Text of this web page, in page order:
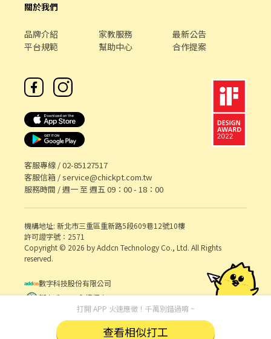
關於我們
品牌介紹 家教服務
最新公告
平台規範
幫助中心 合作提案
客服專線 /02-85127517
客服信箱 /service@chickpt.com.tw
服務時間 / 週一 至 週五 09：00 - 18：00
機構地址: 新北市三重區重新路5段609巷12號10樓
許可證字號：2571
Copyright © 2026 by Addcn Technology Co., Ltd. All Rights
reserved.
數字科技股份有限公司
鄧白氏 ESG 永續標章
打開 APP 火速應徵！千萬別錯過唷 ~
查看相似打工